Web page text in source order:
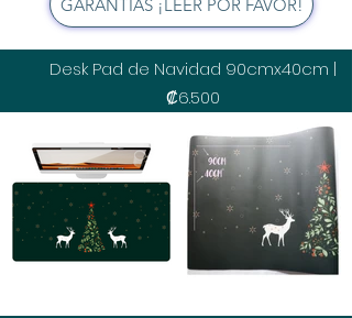
GARANTÍAS ¡LEER POR FAVOR!
Desk Pad de Navidad 90cmx40cm |
₡6.500